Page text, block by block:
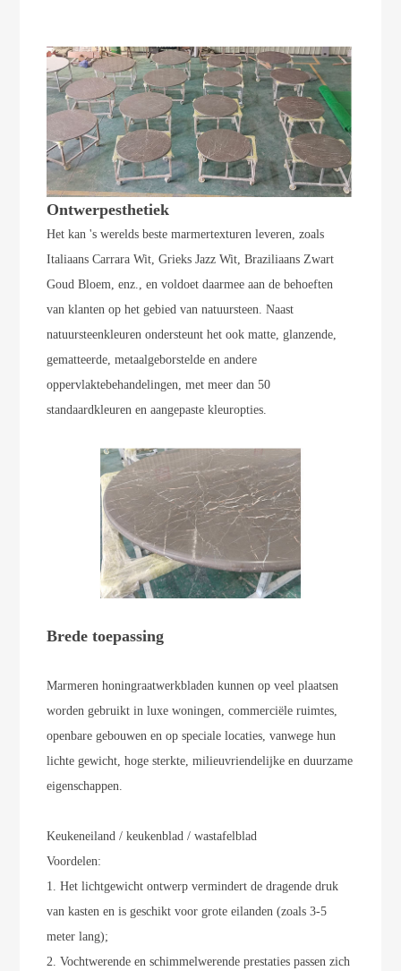
Ontwerpesthetiek
Het kan 's werelds beste marmertexturen leveren, zoals
Italiaans Carrara Wit, Grieks Jazz Wit, Braziliaans Zwart
Goud Bloem, enz., en voldoet daarmee aan de behoeften
van klanten op het gebied van natuursteen. Naast
natuursteenkleuren ondersteunt het ook matte, glanzende,
gematteerde, metaalgeborstelde en andere
oppervlaktebehandelingen, met meer dan 50
standaardkleuren en aangepaste kleuropties.
Brede toepassing
Marmeren honingraatwerkbladen kunnen op veel plaatsen
worden gebruikt in luxe woningen, commerciële ruimtes,
openbare gebouwen en op speciale locaties, vanwege hun
lichte gewicht, hoge sterkte, milieuvriendelijke en duurzame
eigenschappen.
Keukeneiland / keukenblad / wastafelblad
Voordelen:
1. Het lichtgewicht ontwerp vermindert de dragende druk
van kasten en is geschikt voor grote eilanden (zoals 3-5
meter lang);
2. Vochtwerende en schimmelwerende prestaties passen zich